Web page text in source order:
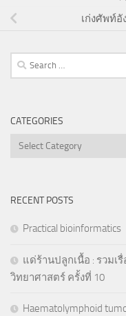
เก่งศัพท์
Search
for:
CATEGORIES
Categories
RECENT POSTS
Practical bioinformatics
แด่ร้านปลูกเนื้อ : รวมเ
วิทยาศาสตร์ ครั้งที่ 10
Haematolymphoid